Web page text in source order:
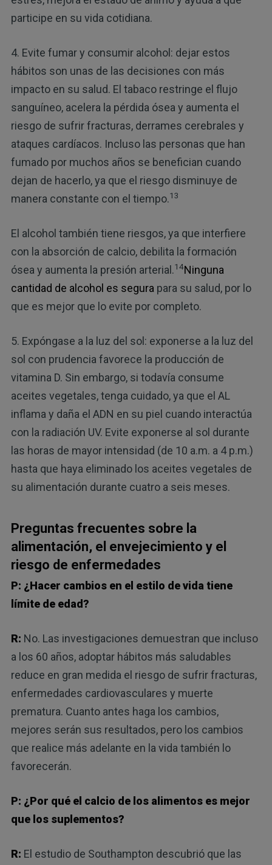
participe en su vida cotidiana.
4. Evite fumar y consumir alcohol: dejar estos
hábitos son unas de las decisiones con más
impacto en su salud. El tabaco restringe el flujo
sanguíneo, acelera la pérdida ósea y aumenta el
riesgo de sufrir fracturas, derrames cerebrales y
ataques cardíacos. Incluso las personas que han
fumado por muchos años se benefician cuando
dejan de hacerlo, ya que el riesgo disminuye de
manera constante con el tiempo.13
El alcohol también tiene riesgos, ya que interfiere
con la absorción de calcio, debilita la formación
ósea y aumenta la presión arterial.14Ninguna
cantidad de alcohol es segura para su salud, por lo
que es mejor que lo evite por completo.
5. Expóngase a la luz del sol: exponerse a la luz del
sol con prudencia favorece la producción de
vitamina D. Sin embargo, si todavía consume
aceites vegetales, tenga cuidado, ya que el AL
inflama y daña el ADN en su piel cuando interactúa
con la radiación UV. Evite exponerse al sol durante
las horas de mayor intensidad (de 10 a.m. a 4 p.m.)
hasta que haya eliminado los aceites vegetales de
su alimentación durante cuatro a seis meses.
Preguntas frecuentes sobre la
alimentación, el envejecimiento y el
riesgo de enfermedades
P: ¿Hacer cambios en el estilo de vida tiene
límite de edad?
R: No. Las investigaciones demuestran que incluso
a los 60 años, adoptar hábitos más saludables
reduce en gran medida el riesgo de sufrir fracturas,
enfermedades cardiovasculares y muerte
prematura. Cuanto antes haga los cambios,
mejores serán sus resultados, pero los cambios
que realice más adelante en la vida también lo
favorecerán.
P: ¿Por qué el calcio de los alimentos es mejor
que los suplementos?
R: El estudio de Southampton descubrió que las